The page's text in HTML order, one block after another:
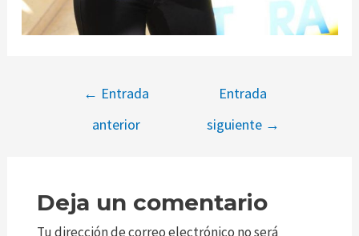
← Entrada
anterior
Entrada
siguiente →
Deja un comentario
Tu dirección de correo electrónico no será